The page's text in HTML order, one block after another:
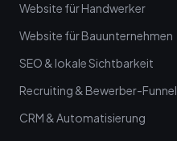
Website für Handwerker
Website für Bauunternehmen
SEO & lokale Sichtbarkeit
Recruiting & Bewerber-Funnel
CRM & Automatisierung